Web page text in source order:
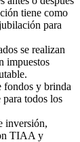
tiene como
para
se realizan
impuestos
fondos y brinda
para todos los
inversión,
TIAA y